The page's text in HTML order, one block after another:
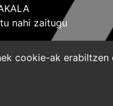
nahi zaitugu
cookie-ak